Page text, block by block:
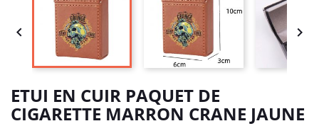
 
ETUI EN CUIR PAQUET DE
CIGARETTE MARRON CRANE JAUNE